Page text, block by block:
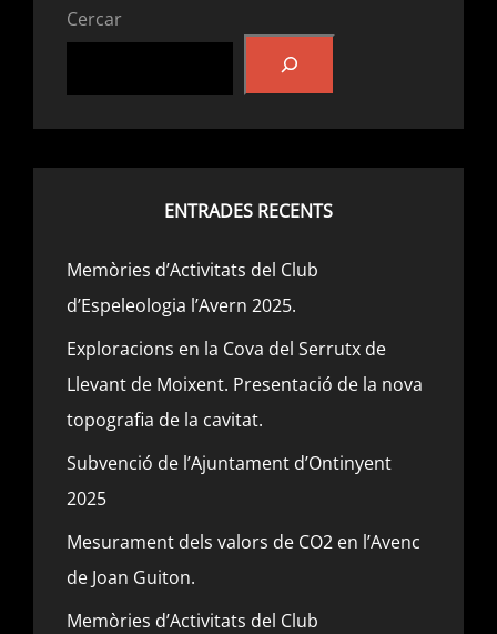
Cercar
ENTRADES RECENTS
Memòries d’Activitats del Club
d’Espeleologia l’Avern 2025.
Exploracions en la Cova del Serrutx de
Llevant de Moixent. Presentació de la nova
topografia de la cavitat.
Subvenció de l’Ajuntament d’Ontinyent
2025
Mesurament dels valors de CO2 en l’Avenc
de Joan Guiton.
Memòries d’Activitats del Club